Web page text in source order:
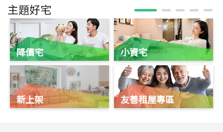
主題好宅
降價宅
新上架
小資宅
友善租屋專區